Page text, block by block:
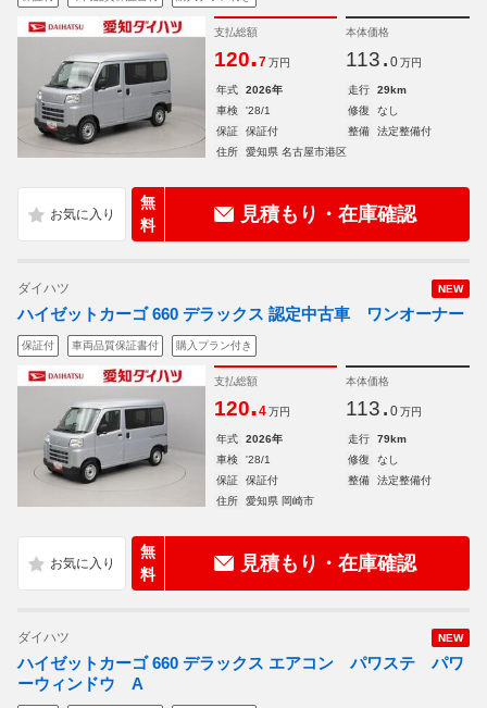
支払総額
120.7 万円
本体価格
113. 0 万円
年式 2026年 走行
29km
車検
'28/1 修復
なし
保証
保証付 整備
法定整備付
住所
愛知県 名古屋市港区
無
料
見積もり・在庫確認
NEW
ダイハツ
ハイゼットカーゴ 660 デラックス 認定中古車 ワンオーナー
保証付 車両品質保証書付 購入プラン付き
支払総額
120.4 万円
本体価格
113. 0 万円
年式 2026年 走行
79km
車検
'28/1 修復
なし
保証
保証付 整備
法定整備付
住所
愛知県 岡崎市
無
料
見積もり・在庫確認
NEW
ダイハツ
ハイゼットカーゴ 660 デラックス エアコン パワステ パワ
ーウィンドウ A